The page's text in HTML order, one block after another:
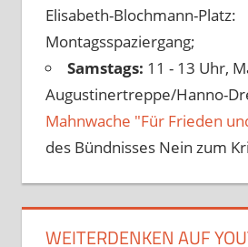
Elisabeth-Blochmann-Platz:
Montagsspaziergang;
Samstags: 11 - 13 Uhr,
Augustinertreppe/Hanno-
Mahnwache "Für Frieden
des Bündnisses Nein zum
WEITERDENKEN AUF